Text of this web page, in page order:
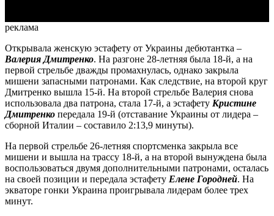
реклама
Открывала женскую эстафету от Украины дебютантка –
Валерия Дмитренко. На разгоне 28-летняя была 18-й, а на
первой стрельбе дважды промахнулась, однако закрыла
мишени запасными патронами. Как следствие, на второй круг
Дмитренко вышла 15-й. На второй стрельбе Валерия снова
использовала два патрона, стала 17-й, а эстафету Кристине
Дмитренко передала 19-й (отставание Украины от лидера –
сборной Италии – составило 2:13,9 минуты).
На первой стрельбе 26-летняя спортсменка закрыла все
мишени и вышла на трассу 18-й, а на второй вынуждена была
воспользоваться двумя дополнительными патронами, осталась
на своей позиции и передала эстафету Елене Городней. На
экваторе гонки Украина проигрывала лидерам более трех
минут.